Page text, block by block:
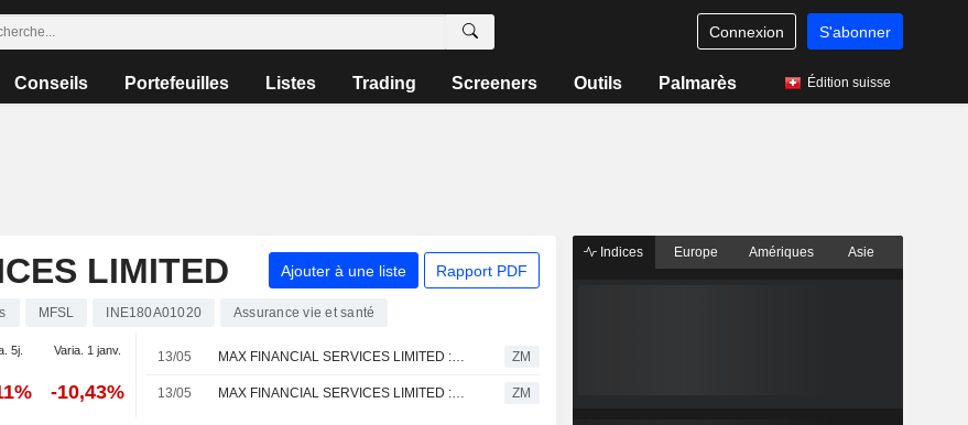
Connexion S'abonner
Conseils Portefeuilles Listes Trading Screeners Outils Palmarès Édition suisse
LIMITED Ajouter à une liste Rapport PDF
MFSL INE180A01020 Assurance vie et santé
5j. Varia. 1 janv.
-10,43%
13/05 MAX FINANCIAL SERVICES LIMITED : Jefferies & Co. maintient sa recommandation à l'achat ZM
13/05 MAX FINANCIAL SERVICES LIMITED : Opinion positive de Nomura ZM
Indices Europe Amériques Asie